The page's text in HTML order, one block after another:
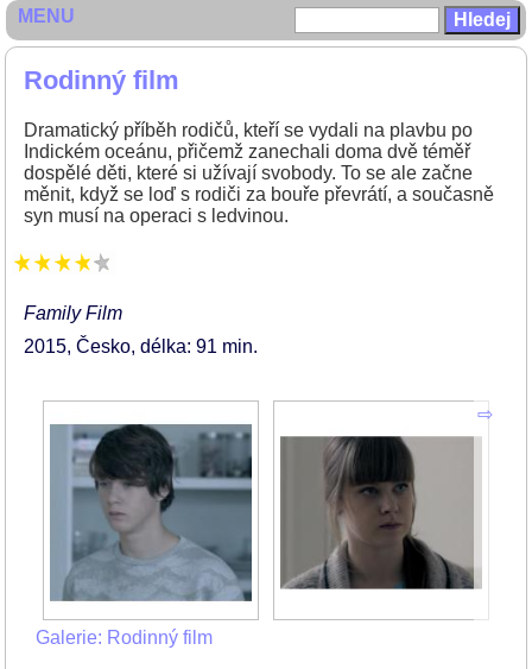
Rodinný film
Dramatický příběh rodičů, kteří se vydali na plavbu po
Indickém oceánu, přičemž zanechali doma dvě téměř
dospělé děti, které si užívají svobody. To se ale začne
měnit, když se loď s rodiči za bouře převrátí, a současně
syn musí na operaci s ledvinou.
Family Film
2015 Česko délka: 91 min
Galerie: Rodinný film
MENU